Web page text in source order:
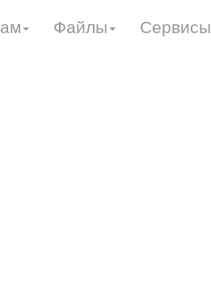
Файлы Сервисы